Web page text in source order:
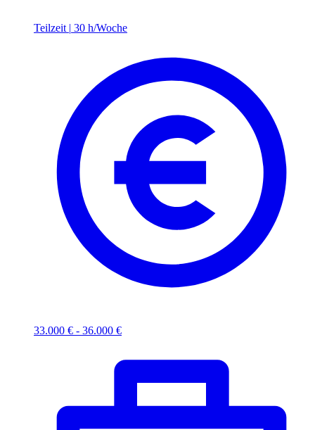
Teilzeit | 30 h/Woche
33.000 € - 36.000 €